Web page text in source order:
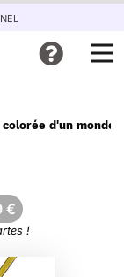
d'un monde
€
!